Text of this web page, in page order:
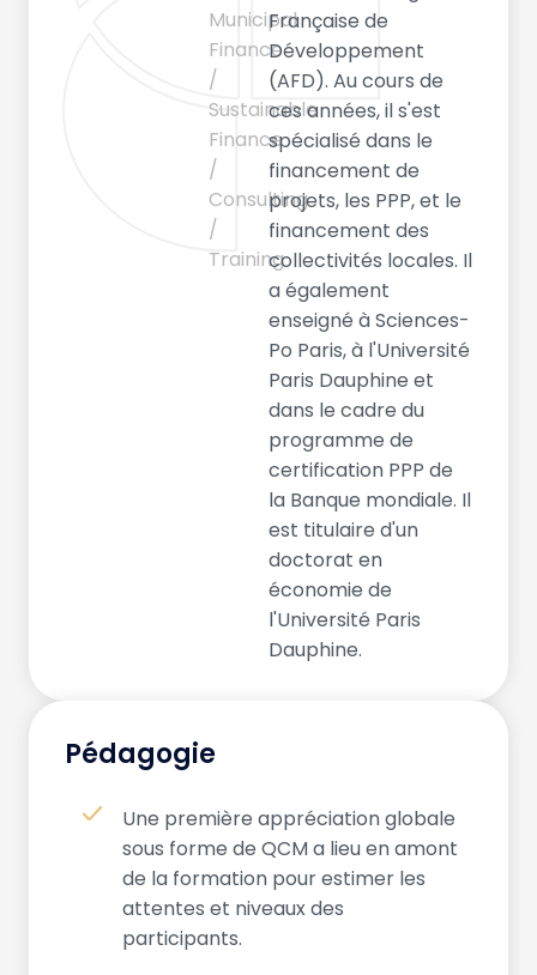
Municipal
Finance
/
Sustainable
Finance
/
Consulting
/
Training
Française de
Développement
(AFD). Au cours de
ces années, il s'est
spécialisé dans le
financement de
projets, les PPP, et le
financement des
collectivités locales. Il
a également
enseigné à Sciences-
Po Paris, à l'Université
Paris Dauphine et
dans le cadre du
programme de
certification PPP de
la Banque mondiale. Il
est titulaire d'un
doctorat en
économie de
l'Université Paris
Dauphine.
Pédagogie
Une première appréciation globale
sous forme de QCM a lieu en amont
de la formation pour estimer les
attentes et niveaux des
participants.